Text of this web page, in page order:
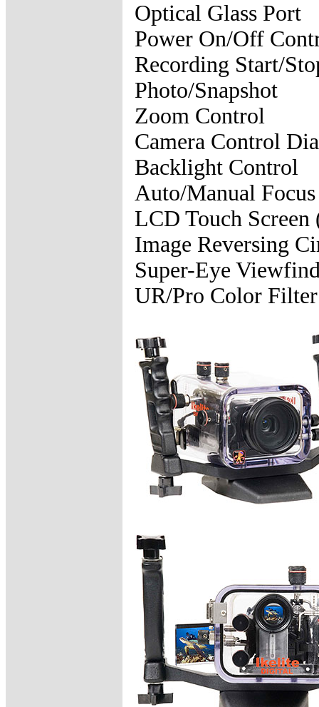
Optical Glass Port
Power On/Off
Recording Start/
Photo/Snapshot
Zoom Control
Camera Control
Backlight Control
Auto/Manual
LCD Touch
Image Reversing
Super-Eye
UR/Pro Color Filter